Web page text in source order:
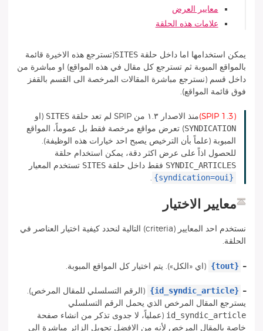
معايير العرض
علامات هذه الحلقة
يمكن استخدامها اما داخل حلقة SITES(تسترجع هذه الاخيرة قائمة
بالمواقع المبوبة ثم تسترجع كل مقال في هذه المواقع) او مباشرة من
داخل قسم (نسترجع مباشرة المقالات المرخصة الى القسم بالقفز
فوق قائمة المواقع).
(SPIP 1.3) منذ الاصدار ١.٣ من SPIP لم تعد حلقة SITES (او
SYNDICATION) تعرض مواقع مرخصة فقط بل عموماً، المواقع
المبوبة (علماً بأن الترخيص يصبح احد خيارات هذه الوظيفة).
للحصول اذاً على عرض اكثر دقة، يمكن استخدام حلقة
SYNDIC_ARTICLES فقط داخل حلقةSITES تستخدم المعيار
{syndication=oui}
.
معايير الاختيار
نستخدم احد المعايير (criteria) التالية لنحدد كيفية اختيار العناصر في
الحلقة.
–
{tout} (اي «الكل»). يتم اختيار كل المواقع المبوبة.
–
{id_syndic_article} (الرقم التسلسلي للمقال المرخص).
يسترجع المقال المرخص الذي يحمل الرقم التسلسلي
id_syndic_article (عملياً، لا جدوى تذكر من انشاء صفحة
خاصة بالمقال المرخص لأنه من الافضل تحويل الزائر مباشرة الي